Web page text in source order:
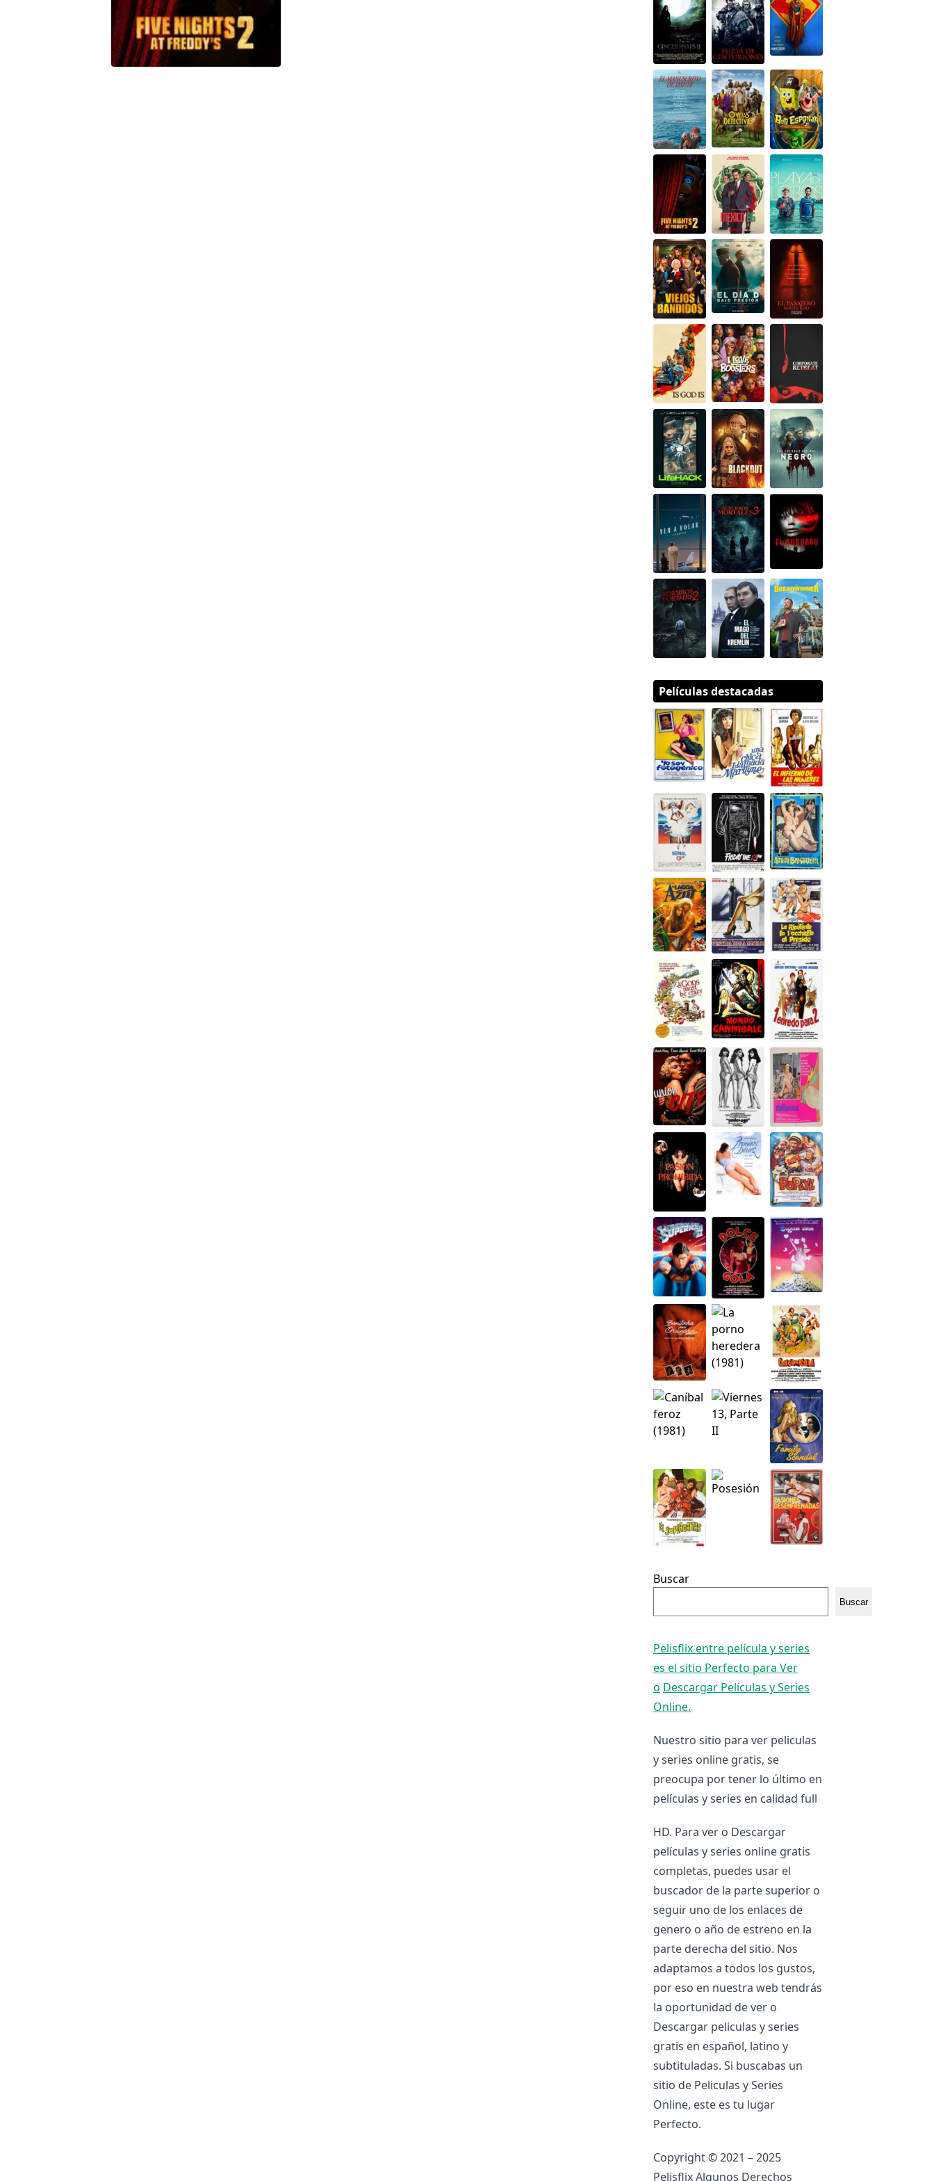
Peacock
Películas destacadas
Buscar
Buscar
Pelisflix entre película y series
es el sitio Perfecto para Ver
o Descargar Películas y Series
Online.
Nuestro sitio para ver peliculas
y series online gratis, se
preocupa por tener lo último en
películas y series en calidad full
HD. Para ver o Descargar
películas y series online gratis
completas, puedes usar el
buscador de la parte superior o
seguir uno de los enlaces de
genero o año de estreno en la
parte derecha del sitio. Nos
adaptamos a todos los gustos,
por eso en nuestra web tendrás
la oportunidad de ver o
Descargar peliculas y series
gratis en español, latino y
subtituladas. Si buscabas un
sitio de Peliculas y Series
Online, este es tu lugar
Perfecto.
Copyright © 2021 – 2025
Pelisflix Algunos Derechos